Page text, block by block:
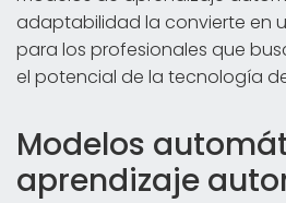
adaptabilidad la convierte en
para los profesionales que
el potencial de la tecnología
Modelos
aprendizaje